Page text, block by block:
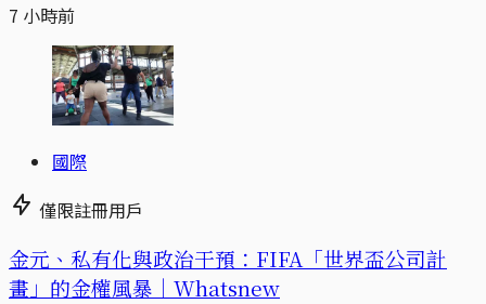
7 小時前
國際
僅限註冊用戶
金元、私有化與政治干預：FIFA「世界盃公司計
畫」的金權風暴｜Whatsnew